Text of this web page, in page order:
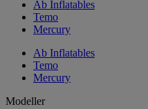
Ab Inflatables
Temo
Mercury
Ab Inflatables
Temo
Mercury
Modeller